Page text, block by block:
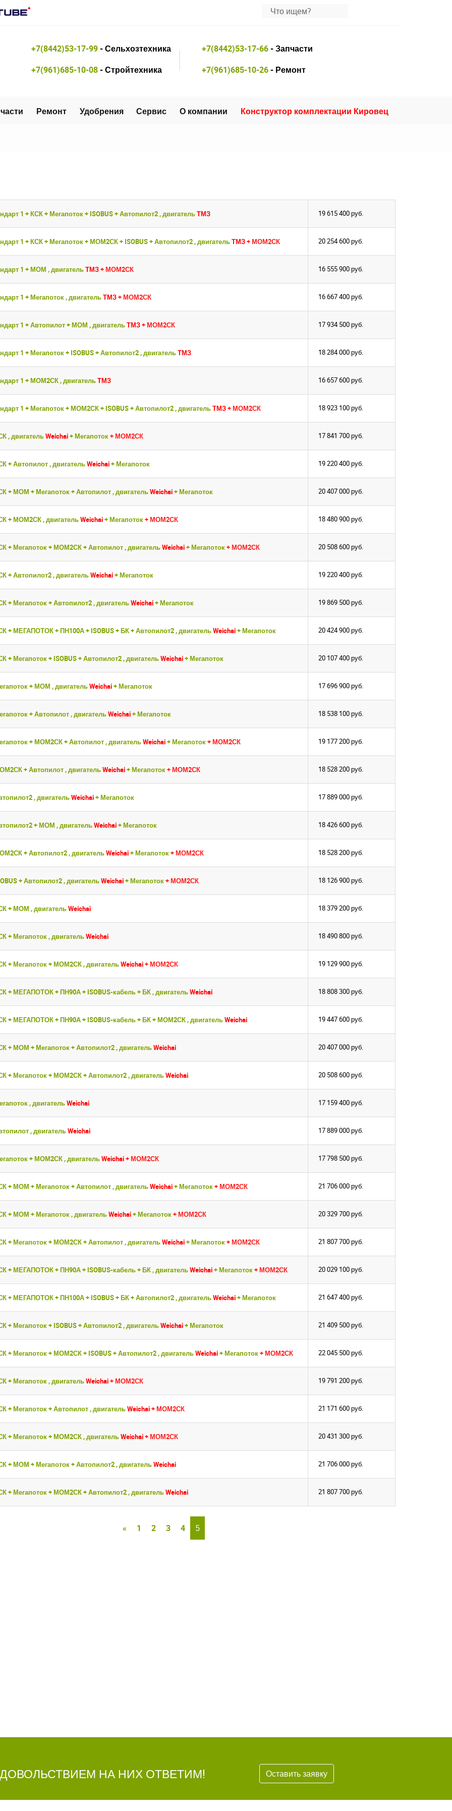
+7(8442)53-17-99- Сельхозтехника
+7(961)685-10-08- Стройтехника
+7(8442)53-17-66- Запчасти
+7(961)685-10-26- Ремонт
Ремонт Удобрения Сервис О компании Конструктор комплектации Кировец
1 + КСК + Мегапоток + ISOBUS + Автопилот2 , двигательТМЗ 19 615 400руб.
1 + КСК + Мегапоток + МОМ2СК + ISOBUS + Автопилот2 , двигательТМЗ+ МОМ2СК 20 254 600руб.
1 + МОМ , двигательТМЗ+ МОМ2СК 16 555 900руб.
1 + Мегапоток , двигательТМЗ+ МОМ2СК 16 667 400руб.
1 + Автопилот + МОМ , двигательТМЗ+ МОМ2СК 17 934 500руб.
1 + Мегапоток + ISOBUS + Автопилот2 , двигательТМЗ 18 284 000руб.
1 + МОМ2СК , двигательТМЗ 16 657 600руб.
1 + Мегапоток + МОМ2СК + ISOBUS + Автопилот2 , двигательТМЗ+ МОМ2СК 18 923 100руб.
, двигательWeichai+ Мегапоток+ МОМ2СК 17 841 700руб.
+ Автопилот , двигательWeichai+ Мегапоток 19 220 400руб.
+ МОМ + Мегапоток + Автопилот , двигательWeichai+ Мегапоток 20 407 000руб.
+ МОМ2СК , двигательWeichai+ Мегапоток+ МОМ2СК 18 480 900руб.
+ Мегапоток + МОМ2СК + Автопилот , двигательWeichai+ Мегапоток+ МОМ2СК 20 508 600руб.
+ Автопилот2 , двигательWeichai+ Мегапоток 19 220 400руб.
+ Мегапоток + Автопилот2 , двигательWeichai+ Мегапоток 19 869 500руб.
+ МЕГАПОТОК + ПН100А + ISOBUS + БК + Автопилот2 , двигательWeichai+ Мегапоток 20 424 900руб.
+ Мегапоток + ISOBUS + Автопилот2 , двигательWeichai+ Мегапоток 20 107 400руб.
+ МОМ , двигательWeichai+ Мегапоток 17 696 900руб.
+ Автопилот , двигательWeichai+ Мегапоток 18 538 100руб.
+ МОМ2СК + Автопилот , двигательWeichai+ Мегапоток+ МОМ2СК 19 177 200руб.
+ Автопилот , двигательWeichai+ Мегапоток+ МОМ2СК 18 528 200руб.
, двигательWeichai+ Мегапоток 17 889 000руб.
+ МОМ , двигательWeichai+ Мегапоток 18 426 600руб.
+ Автопилот2 , двигательWeichai+ Мегапоток+ МОМ2СК 18 528 200руб.
+ Автопилот2 , двигательWeichai+ Мегапоток+ МОМ2СК 18 126 900руб.
+ МОМ , двигательWeichai 18 379 200руб.
+ Мегапоток , двигательWeichai 18 490 800руб.
+ Мегапоток + МОМ2СК , двигательWeichai+ МОМ2СК 19 129 900руб.
+ МЕГАПОТОК + ПН90А + ISOBUS-кабель + БК , двигательWeichai 18 808 300руб.
+ МЕГАПОТОК + ПН90А + ISOBUS-кабель + БК + МОМ2СК , двигательWeichai 19 447 600руб.
+ МОМ + Мегапоток + Автопилот2 , двигательWeichai 20 407 000руб.
+ Мегапоток + МОМ2СК + Автопилот2 , двигательWeichai 20 508 600руб.
, двигательWeichai 17 159 400руб.
, двигательWeichai 17 889 000руб.
+ МОМ2СК , двигательWeichai+ МОМ2СК 17 798 500руб.
+ МОМ + Мегапоток + Автопилот , двигательWeichai+ Мегапоток+ МОМ2СК 21 706 000руб.
+ МОМ + Мегапоток , двигательWeichai+ Мегапоток+ МОМ2СК 20 329 700руб.
+ Мегапоток + МОМ2СК + Автопилот , двигательWeichai+ Мегапоток+ МОМ2СК 21 807 700руб.
+ МЕГАПОТОК + ПН90А + ISOBUS-кабель + БК , двигательWeichai+ Мегапоток+ МОМ2СК 20 029 100руб.
+ МЕГАПОТОК + ПН100А + ISOBUS + БК + Автопилот2 , двигательWeichai+ Мегапоток 21 647 400руб.
+ Мегапоток + ISOBUS + Автопилот2 , двигательWeichai+ Мегапоток 21 409 500руб.
+ Мегапоток + МОМ2СК + ISOBUS + Автопилот2 , двигательWeichai+ Мегапоток+ МОМ2СК 22 045 500руб.
+ Мегапоток , двигательWeichai+ МОМ2СК 19 791 200руб.
+ Мегапоток + Автопилот , двигательWeichai+ МОМ2СК 21 171 600руб.
+ Мегапоток + МОМ2СК , двигательWeichai+ МОМ2СК 20 431 300руб.
+ МОМ + Мегапоток + Автопилот2 , двигательWeichai 21 706 000руб.
+ Мегапоток + МОМ2СК + Автопилот2 , двигательWeichai 21 807 700руб.
« 1 2 3 4 5
НА НИХ ОТВЕТИМ! Оставить заявку
введите ваш логин и пароль
пароль?
ВОЙТИ ЗАРЕГИСТРИРОВАТЬСЯ
введите ваш логин и пароль
пароль?
ВОЙТИ ЗАРЕГИСТРИРОВАТЬСЯ